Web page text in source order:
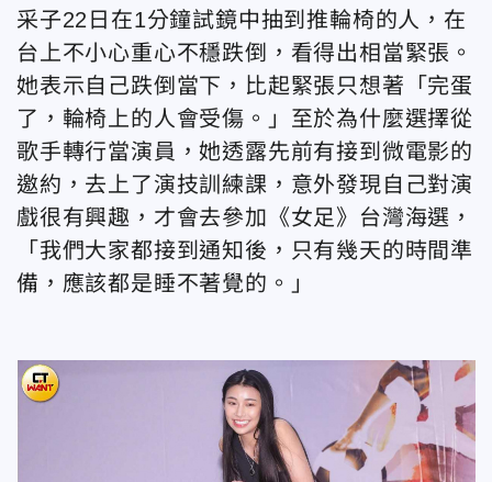
采子22日在1分鐘試鏡中抽到推輪椅的人，在
台上不小心重心不穩跌倒，看得出相當緊張。
她表示自己跌倒當下，比起緊張只想著「完蛋
了，輪椅上的人會受傷。」至於為什麼選擇從
歌手轉行當演員，她透露先前有接到微電影的
邀約，去上了演技訓練課，意外發現自己對演
戲很有興趣，才會去參加《女足》台灣海選，
「我們大家都接到通知後，只有幾天的時間準
備，應該都是睡不著覺的。」